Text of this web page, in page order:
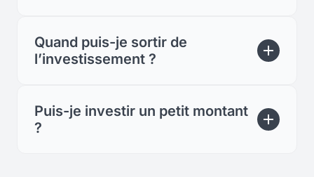
Quand puis-je sortir de
l’investissement ?
Puis-je investir un petit montant
?